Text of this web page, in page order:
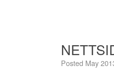
Posted May